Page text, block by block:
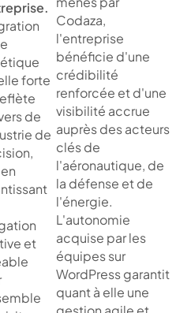
forte
de
de
et
Codaza,
l'entreprise
bénéficie d'une
crédibilité
renforcée et d'une
visibilité accrue
auprès des acteurs
clés de
l'aéronautique, de
la défense et de
l'énergie.
L'autonomie
acquise par les
équipes sur
WordPress garantit
quant à elle une